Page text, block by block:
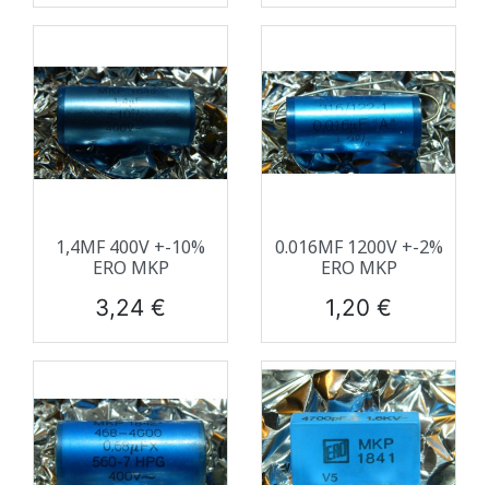
1,4ΜF 400V +-10%
ERO MKP
Prix
3,24 €
0.016ΜF 1200V +-2%
ERO MKP
Prix
1,20 €